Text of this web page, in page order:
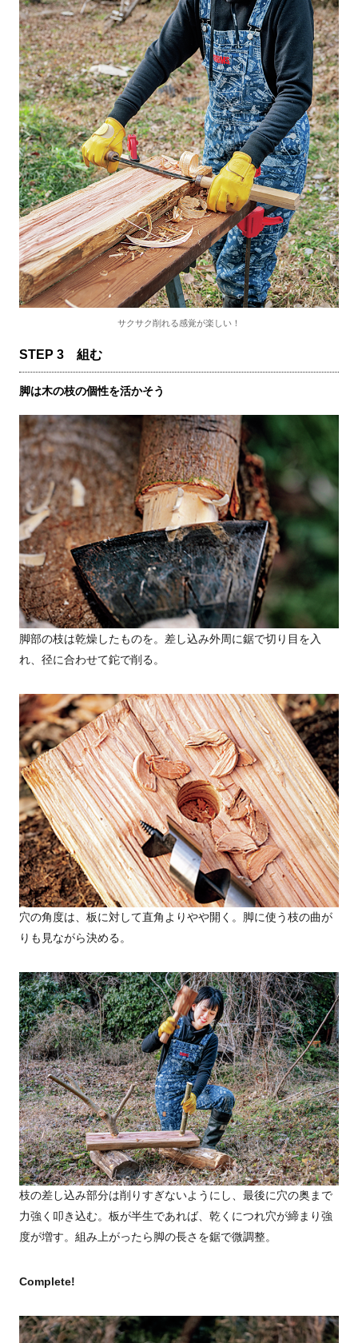
サクサク削れる感覚が楽しい！
STEP 3 組む
脚は木の枝の個性を活かそう
脚部の枝は乾燥したものを。差し込み外周に鋸で切り目を入
れ、径に合わせて鉈で削る。
穴の角度は、板に対して直角よりやや開く。脚に使う枝の曲が
りも見ながら決める。
枝の差し込み部分は削りすぎないようにし、最後に穴の奥まで
力強く叩き込む。板が半生であれば、乾くにつれ穴が締まり強
度が増す。組み上がったら脚の長さを鋸で微調整。
Complete!